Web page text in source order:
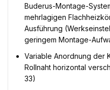
Buderus-Montage-
mehrlagigen
Ausführung
geringem Montage-
Variable Anordnung der
Rollnaht horizontal
33)